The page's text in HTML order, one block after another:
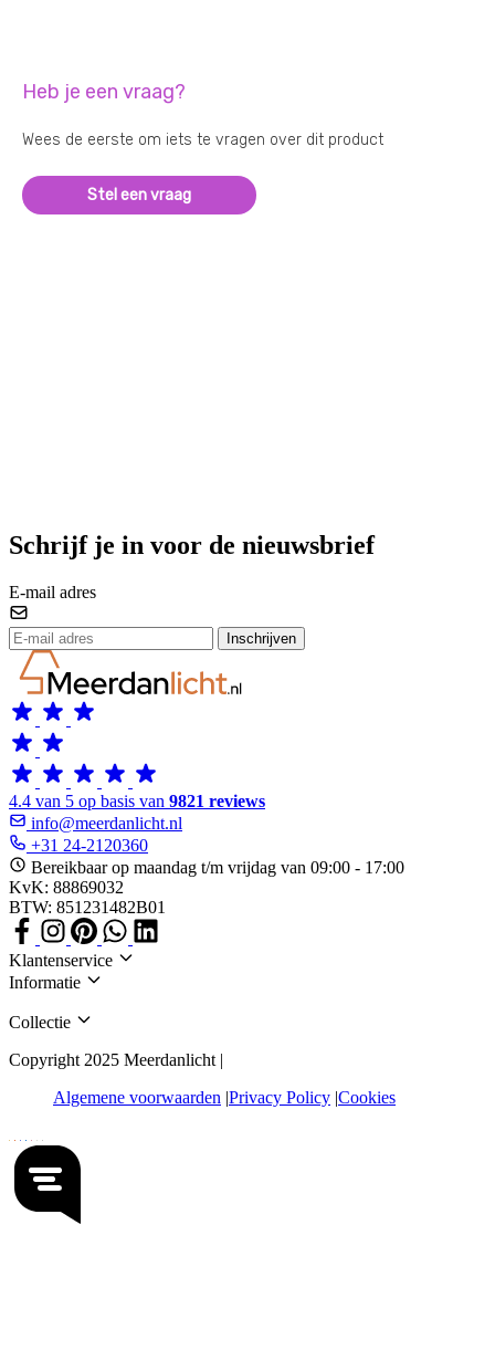
Heb je een vraag?
Wees de eerste om iets te vragen over dit product
Stel een vraag
Schrijf je in voor de nieuwsbrief
E-mail adres
Inschrijven
4.4 van 5 op basis van 9821 reviews
info@meerdanlicht.nl
+31 24-2120360
Bereikbaar op maandag t/m vrijdag van 09:00 - 17:00
KvK: 88869032
BTW: 851231482B01
Klantenservice
Informatie
Collectie
Copyright 2025 Meerdanlicht |
Algemene voorwaarden Privacy Policy Cookies